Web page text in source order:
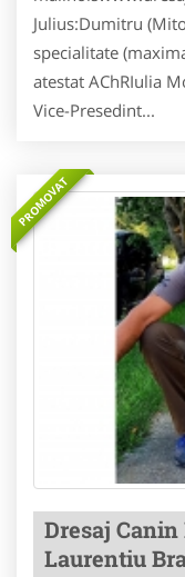
Julius:Dumitru
specialitate
atestat AChRIulia
Vice-Presedint...
PROMOVAT
Dresaj
Laurentiu